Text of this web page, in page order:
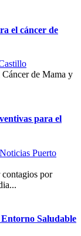
el cáncer de
de Mama y
para el
Noticias Puerto
contagios por
Saludable